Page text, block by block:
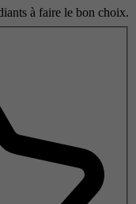
à faire le bon choix.